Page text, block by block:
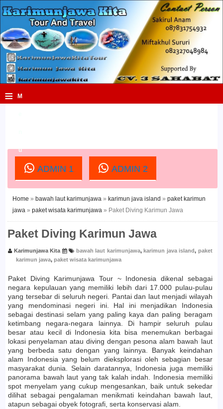
≡ M
u
ADMIN 1 ADMIN 2
Home » bawah laut karimunjawa » karimun java island »paket karimun
jawa »paket wisata karimunjawa » Paket Diving Karimun Jawa
Paket Diving Karimun Jawa
Karimunjawa Kita bawah laut karimunjawa, karimun java island, paket
karimun jawa,paket wisata karimunjawa
Paket Diving Karimunjawa Tour ~ Indonesia dikenal sebagai
negara kepulauan yang memiliki lebih dari 17.000 pulau-pulau
yang tersebar di seluruh negeri. Pantai dan laut menjadi wilayah
yang mendominasi negeri ini. Hal ini menjadikan Indonesia
sebagai destinasi selam yang paling kaya dan paling beragam
ketimbang negara-negara lainnya. Di hampir seluruh pulau
besar atau kecil di Indonesia kita bisa menemukan berbagai
lokasi penyelaman atau diving dengan pesona alam bawah laut
yang berbeda satu dengan yang lainnya. Banyak keindahan
alam Indonesia yang belum dieksplorasi oleh sebagian besar
masyarakat dunia. Selain daratannya, Indonesia juga memiliki
panorama bawah laut yang tak kalah indah. Indonesia memiliki
spot menyelam yang cukup mengesankan, baik untuk sekedar
dilihat sebagai pengalaman menikmati keindahan bawah laut,
atapun sebagai obyek fotografi, serta konservasi alam.